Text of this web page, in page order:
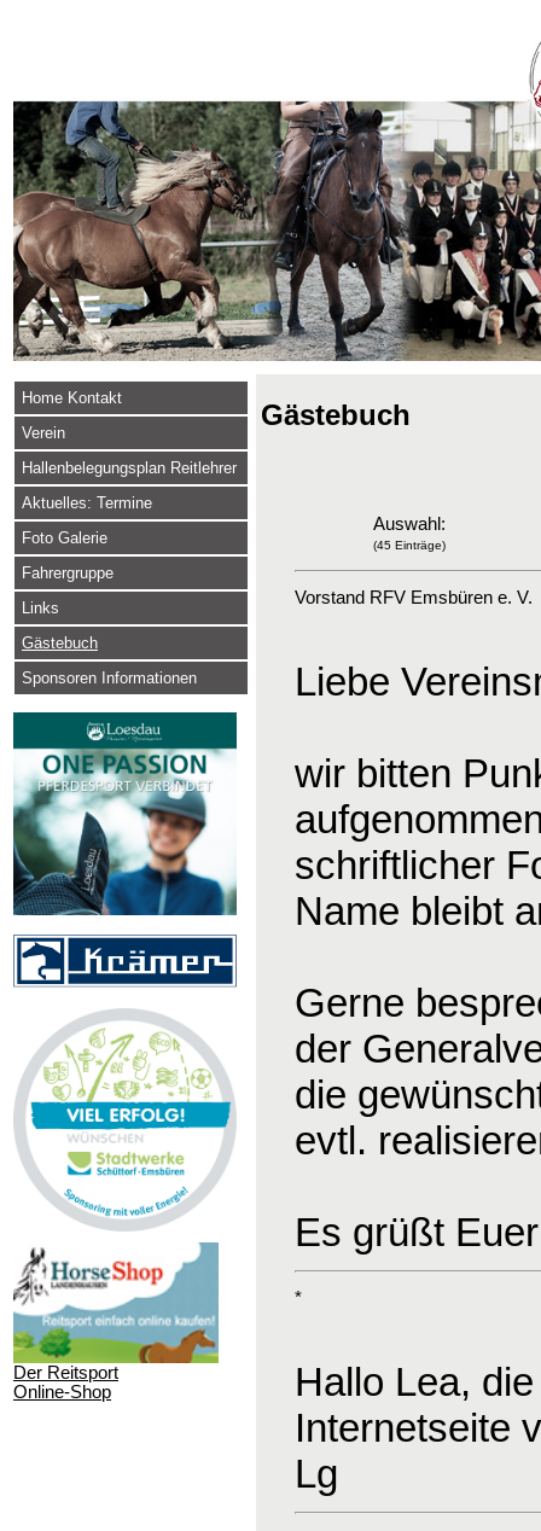
Home Kontakt
Verein
Hallenbelegungsplan Reitlehrer
Aktuelles: Termine
Foto Galerie
Fahrergruppe
Links
Gästebuch
Sponsoren Informationen
Der Reitsport
Online-Shop
Gästebuch
Auswahl:
(45 Einträge)
Vorstand RFV Emsbüren e. V.
Liebe
wir bitten
schriftlicher
Name bleibt
Gerne
der
die
evtl.
Es grüßt
*
Hallo Lea,
Internetseite
Lg